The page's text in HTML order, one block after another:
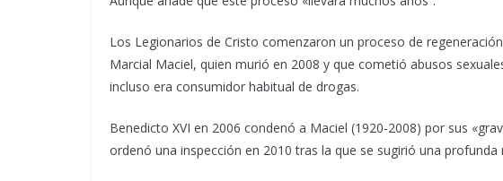
Los Legionarios de Cristo comenzaron un proceso de
Marcial Maciel, quien murió en 2008 y que cometió abusos
incluso era consumidor habitual de drogas.
Benedicto XVI en 2006 condenó a Maciel (1920-2008) por sus
ordenó una inspección en 2010 tras la que se sugirió una profunda